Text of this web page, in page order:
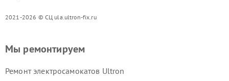
2021-2026 © СЦ ula.ultron-fix.ru
Мы ремонтируем
Ремонт электросамокатов Ultron